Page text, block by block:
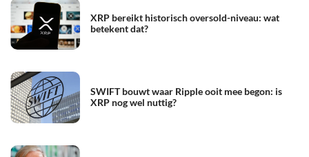
XRP bereikt historisch oversold-niveau: wat
betekent dat?
SWIFT bouwt waar Ripple ooit mee begon: is
XRP nog wel nuttig?